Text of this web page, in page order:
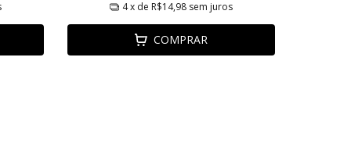
4x de R$14,98 sem juros
COMPRAR